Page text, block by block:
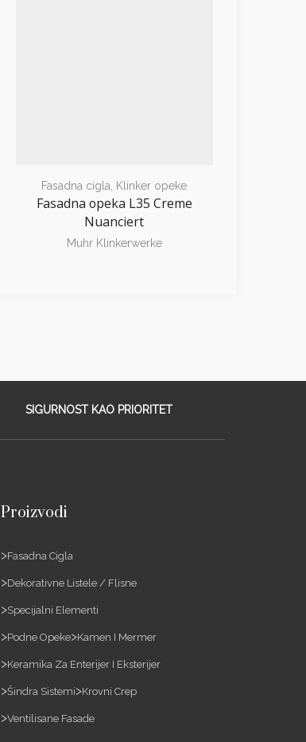
Fasadna cigla, Klinker opeke
Fasadna opeka L35 Creme
Nuanciert
Muhr Klinkerwerke
SIGURNOST KAO PRIORITET
Proizvodi
Fasadna Cigla
Dekorativne Listele / Flisne
Specijalni Elementi
Podne Opeke Kamen I Mermer
Keramika Za Enterijer I Eksterijer
Šindra Sistemi Krovni Crep
Ventilisane Fasade